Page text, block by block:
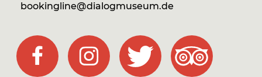
bookingline@dialogmuseum.de